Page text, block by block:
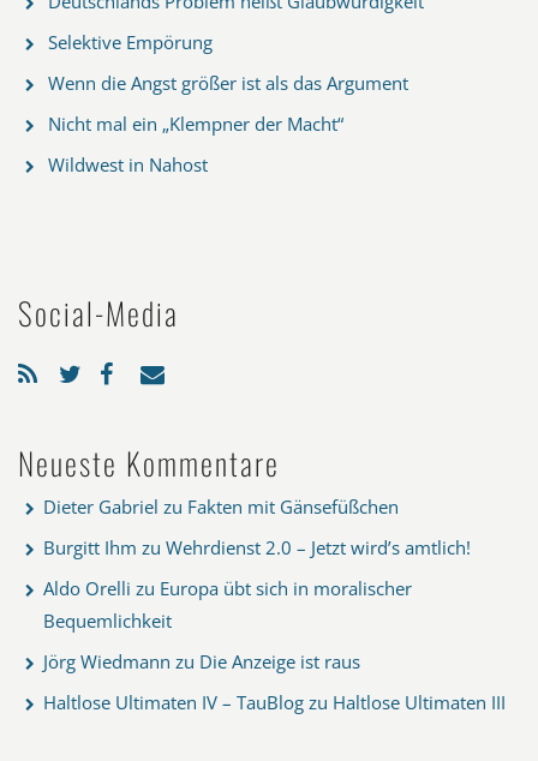
Selektive Empörung
Wenn die Angst größer ist als das Argument
Nicht mal ein „Klempner der Macht“
Wildwest in Nahost
Social-Media
Neueste Kommentare
Dieter Gabriel zu Fakten mit Gänsefüßchen
Burgitt Ihm zu Wehrdienst 2.0 – Jetzt wird’s amtlich!
Aldo Orelli zu Europa übt sich in moralischer
Bequemlichkeit
Jörg Wiedmann zu Die Anzeige ist raus
Haltlose Ultimaten IV – TauBlog zu Haltlose Ultimaten III